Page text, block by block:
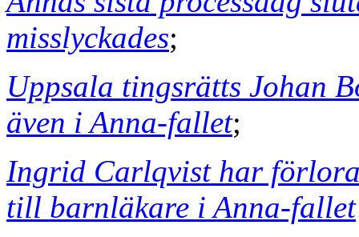
misslyckades;
Uppsala tingsrätts Johan
även i Anna-fallet;
Ingrid Carlqvist har
till barnläkare i Anna-fallet